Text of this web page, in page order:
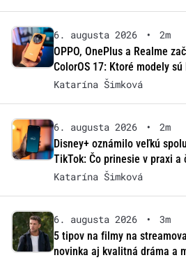
6. augusta 2026 •
2m
OPPO, OnePlus a Realme
ColorOS 17: Ktoré modely
Katarína Šimková
6. augusta 2026 •
2m
Disney+ oznámilo veľkú
TikTok: Čo prinesie v praxi a
Katarína Šimková
6. augusta 2026 •
3m
5 tipov na filmy na
novinka aj kvalitná dráma a